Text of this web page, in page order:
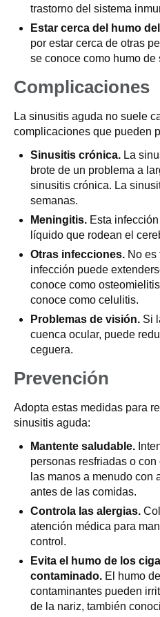
trastorno del sistema
Estar cerca del humo
por estar cerca de otras
se conoce como humo de
Complicaciones
La sinusitis aguda no suele
complicaciones que pueden
Sinusitis crónica. La
brote de un problema a
sinusitis crónica. La
semanas.
Meningitis. Esta
líquido que rodean el
Otras infecciones. No es
infección puede
conoce como
conoce como celulitis.
Problemas de visión. Si
cuenca ocular, puede
ceguera.
Prevención
Adopta estas medidas para
sinusitis aguda:
Mantente saludable.
personas resfriadas o
las manos a menudo con
antes de las comidas.
Controla las alergias.
atención médica para
control.
Evita el humo de los
contaminado. El humo
contaminantes pueden
de la nariz, también